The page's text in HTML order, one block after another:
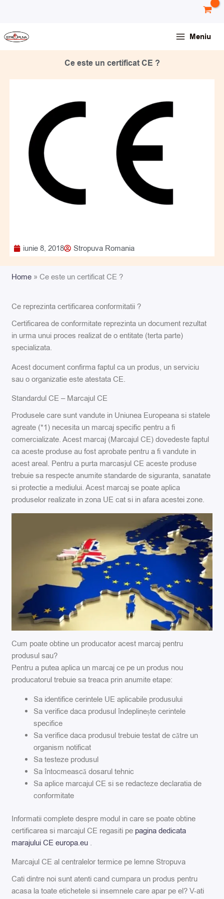
content
Meniu
Ce este un certificat CE ?
iunie 8, 2018 Stropuva Romania
Home »Ce este un certificat CE ?
Ce reprezinta certificarea conformitatii ?
Certificarea de conformitate reprezinta un document rezultat
in urma unui proces realizat de o entitate (terta parte)
specializata.
Acest document confirma faptul ca un produs, un serviciu
sau o organizatie este atestata CE.
Standardul CE – Marcajul CE
Produsele care sunt vandute in Uniunea Europeana si statele
agreate (*1) necesita un marcaj specific pentru a fi
comercializate. Acest marcaj (Marcajul CE) dovedeste faptul
ca aceste produse au fost aprobate pentru a fi vandute in
acest areal. Pentru a purta marcasjul CE aceste produse
trebuie sa respecte anumite standarde de siguranta, sanatate
si protectie a mediului. Acest marcaj se poate aplica
produselor realizate in zona UE cat si in afara acestei zone.
Cum poate obtine un producator acest marcaj pentru
produsul sau?
Pentru a putea aplica un marcaj ce pe un produs nou
producatorul trebuie sa treaca prin anumite etape:
Sa identifice cerintele UE aplicabile produsului
Sa verifice daca produsul îndeplinește cerintele
specifice
Sa verifice daca produsul trebuie testat de către un
organism notificat
Sa testeze produsul
Sa întocmească dosarul tehnic
Sa aplice marcajul CE si se redacteze declaratia de
conformitate
Informatii complete despre modul in care se poate obtine
certificarea si marcajul CE regasiti pe pagina dedicata
marajului CE europa.eu .
Marcajul CE al centralelor termice pe lemne Stropuva
Cati dintre noi sunt atenti cand cumpara un produs pentru
acasa la toate etichetele si insemnele care apar pe el? V-ati